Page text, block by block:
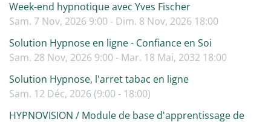
Week-end hypnotique avec Yves Fischer
Sam. 7 Nov, 2026 9:00 - Dim. 8 Nov, 2026 18:00
Solution Hypnose en ligne - Confiance en Soi
Sam. 28 Nov, 2026 9:00 - Mar. 18 Mai, 2032 18:00
Solution Hypnose, l'arret tabac en ligne
Sam. 12 Déc, 2026 (9:00 - 18:00)
HYPNOVISION / Module de base d'apprentissage de